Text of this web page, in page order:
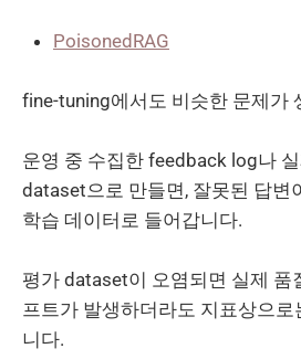
PoisonedRAG
fine-tuning에서도 비슷한 문제가
운영 중 수집한 feedback log나
dataset으로 만들면, 잘못된 답변
학습 데이터로 들어갑니다.
평가 dataset이 오염되면 실제 품
프트가 발생하더라도 지표상으로
니다.